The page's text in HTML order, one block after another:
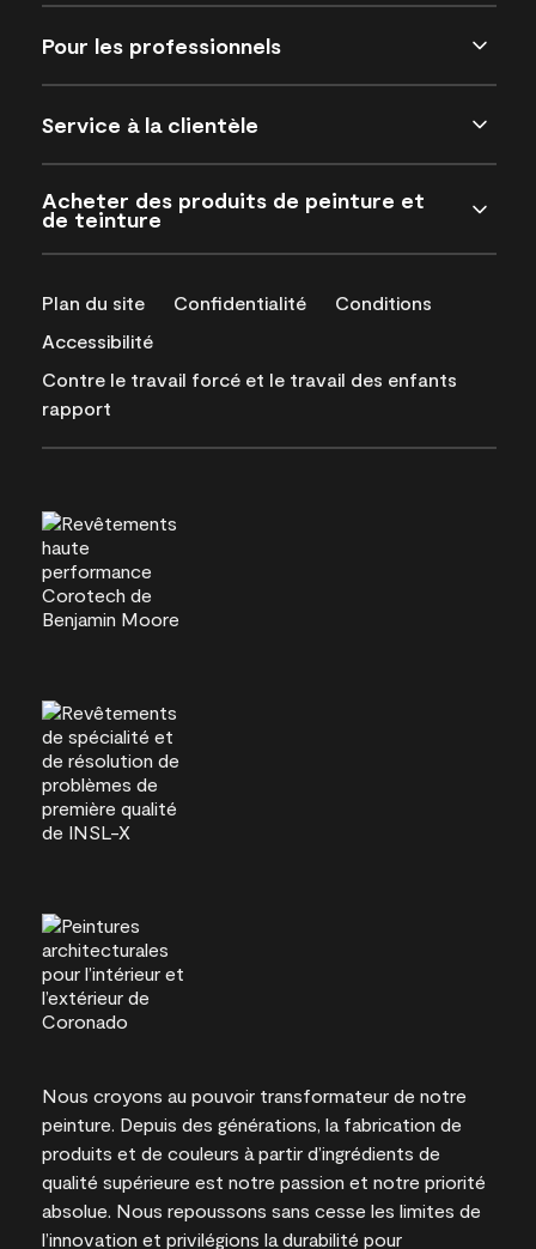
Pour les professionnels
Service à la clientèle
Acheter des produits de peinture et
de teinture
Plan du site Confidentialité
Conditions
Accessibilité
Contre le travail forcé et le travail des enfants
rapport
Nous croyons au pouvoir transformateur de notre
peinture. Depuis des générations, la fabrication de
produits et de couleurs à partir d’ingrédients de
qualité supérieure est notre passion et notre priorité
absolue. Nous repoussons sans cesse les limites de
l’innovation et privilégions la durabilité pour